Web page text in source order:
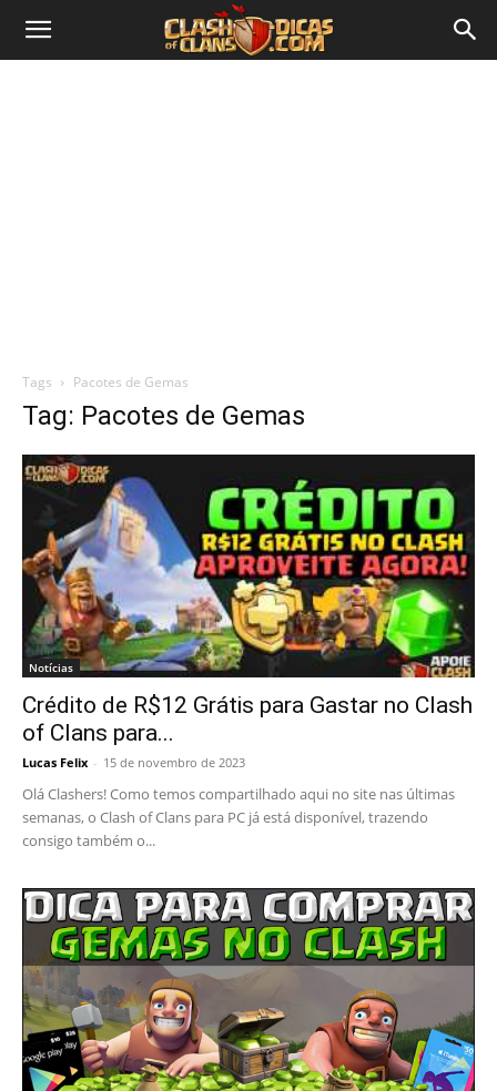
Tags Pacotes de Gemas
Tag: Pacotes de Gemas
Notícias
Crédito de R$12 Grátis para Gastar no Clash
of Clans para...
Lucas Felix - 15 de novembro de 2023
Olá Clashers! Como temos compartilhado aqui no site nas últimas
semanas, o Clash of Clans para PC já está disponível, trazendo
consigo também o...